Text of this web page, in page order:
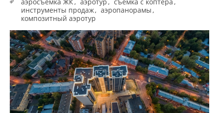
инструменты продаж
аэропанорамы
композитный аэротур